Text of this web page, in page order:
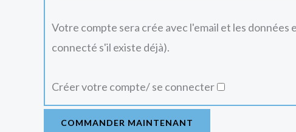
Votre compte sera crée avec l'email et les données
connecté s'il existe déjà).
Créer votre compte/ se connecter
COMMANDER MAINTENANT